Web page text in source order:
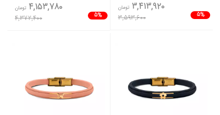
5%
3,413,920 تومان
3,593,600
5%
4,153,780 تومان
4,372,400